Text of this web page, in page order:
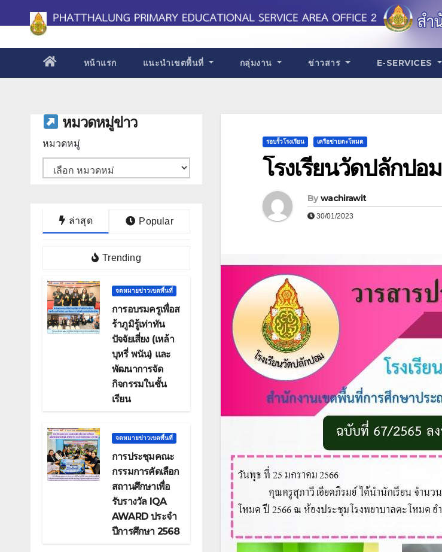
to
หน้าแรก แนะนำเขตพื้นที่ กลุ่มงาน ข่าวสาร E-SERVICES
หมวดหมู่ข่าว
หมวดหมู่
ล่าสุด Popular
Trending
จดหมายข่าวเขตพื้นที่
การอบรมครูเพื่อส
ร้าภูมิรู้เท่าทัน
ปัจจัยเสี่ยง (เหล้า
บุหรี่ พนัน) และ
พัฒนาการจัด
กิจกรรมในชั้น
เรียน
จดหมายข่าวเขตพื้นที่
การประชุมคณะ
กรรมการคัดเลือก
สถานศึกษาเพื่อ
รับรางวัล IQA
AWARD ประจำ
ปีการศึกษา 2568
รอบรั้วโรงเรียน เครือข่ายตะโหมด
โรงเรียนวัดปลักปอม
By wachirawit
30/01/2023